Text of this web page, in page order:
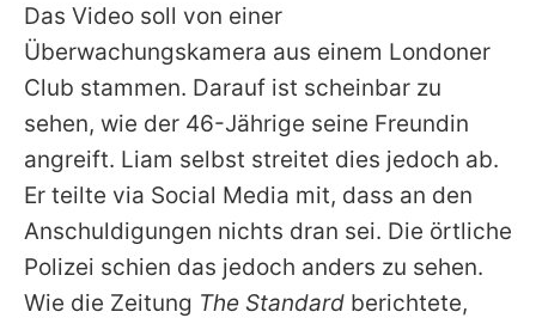
Das Video soll von einer
Überwachungskamera aus einem Londoner
Club stammen. Darauf ist scheinbar zu
sehen, wie der 46-Jährige seine Freundin
angreift. Liam selbst streitet dies jedoch ab.
Er teilte via Social Media mit, dass an den
Anschuldigungen nichts dran sei. Die örtliche
Polizei schien das jedoch anders zu sehen.
Wie die Zeitung The Standard berichtete,